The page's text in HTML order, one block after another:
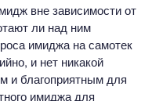
вне зависимости от
ли над ним
имиджа на самотек
и нет никакой
и благоприятным для
имиджа для